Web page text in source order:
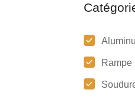
Rampe